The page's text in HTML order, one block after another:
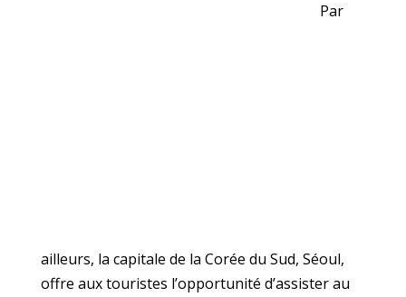
Par
ailleurs, la capitale de la Corée du Sud, Séoul,
offre aux touristes l’opportunité d’assister au